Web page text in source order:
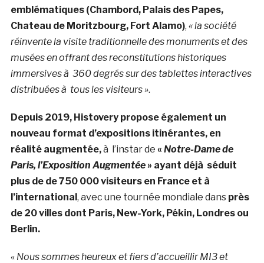
emblématiques (Chambord, Palais des Papes,
Chateau de Moritzbourg, Fort Alamo), « la société
réinvente la visite traditionnelle des monuments et des
musées en offrant des reconstitutions historiques
immersives à 360 degrés sur des tablettes interactives
distribuées à tous les visiteurs ».
Depuis 2019, Histovery propose également un
nouveau format d’expositions itinérantes, en
réalité augmentée,à l’instar de « Notre-Dame de
Paris, l’Exposition Augmentée» ayant déjà séduit
plus de de 750 000 visiteurs en France et à
l’international, avec une tournée mondiale dans près
de 20 villes dont Paris, New-York, Pékin, Londres ou
Berlin.
« Nous sommes heureux et fiers d’accueillir MI3 et